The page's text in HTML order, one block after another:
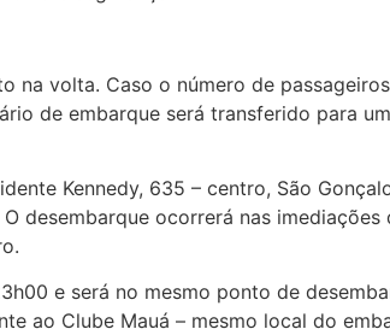
na volta. Caso o número de
de embarque será transferido para
Kennedy, 635 – centro, São
desembarque ocorrerá nas
e será no mesmo ponto de
ao Clube Mauá – mesmo local do